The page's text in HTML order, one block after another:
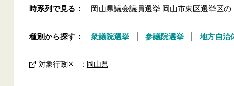
時系列で見る： 岡山県議会議員選挙 岡山市東区選挙区の
種別から探す： 衆議院選挙 参議院選挙 地方自治
対象行政区 ： 岡山県